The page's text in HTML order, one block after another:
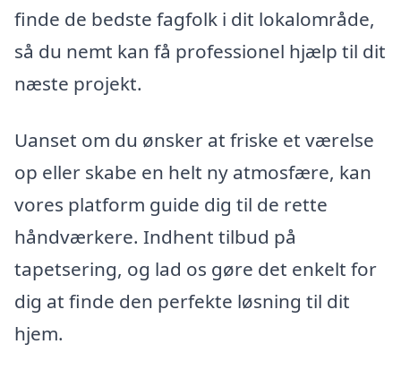
finde de bedste fagfolk i dit lokalområde,
så du nemt kan få professionel hjælp til dit
næste projekt.
Uanset om du ønsker at friske et værelse
op eller skabe en helt ny atmosfære, kan
vores platform guide dig til de rette
håndværkere. Indhent tilbud på
tapetsering, og lad os gøre det enkelt for
dig at finde den perfekte løsning til dit
hjem.